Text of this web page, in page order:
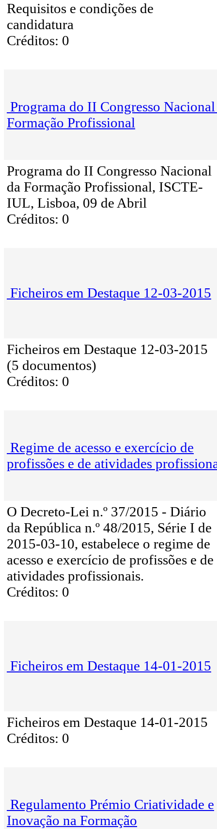
Requisitos e condições de
candidatura
Créditos: 0
Programa do II Congresso
Formação Profissional
Programa do II Congresso Nacional
da Formação Profissional, ISCTE-
IUL, Lisboa, 09 de Abril
Créditos: 0
Ficheiros em Destaque 12-03-2015
Ficheiros em Destaque 12-03-2015
(5 documentos)
Créditos: 0
Regime de acesso e exercício de
profissões e de atividades
O Decreto-Lei n.º 37/2015 - Diário
da República n.º 48/2015, Série I de
2015-03-10, estabelece o regime de
acesso e exercício de profissões e de
atividades profissionais.
Créditos: 0
Ficheiros em Destaque 14-01-2015
Ficheiros em Destaque 14-01-2015
Créditos: 0
Regulamento Prémio Criatividade e
Inovação na Formação